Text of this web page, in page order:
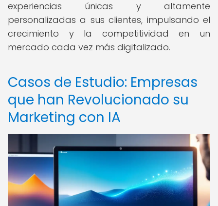
experiencias únicas y altamente
personalizadas a sus clientes, impulsando el
crecimiento y la competitividad en un
mercado cada vez más digitalizado.
Casos de Estudio: Empresas
que han Revolucionado su
Marketing con IA